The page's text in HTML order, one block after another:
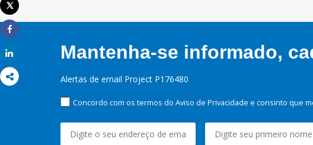
Imprimir
Tweet
Share
Mantenha-se informado,
Alertas de email Project P176480
Concordo com os termos do Aviso de Privacidade e consinto que